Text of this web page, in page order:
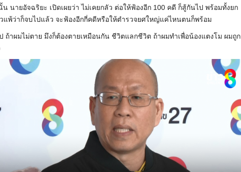
ายอัจฉริยะ เปิดเผยว่า ไม่เคยกลัว ต่อให้ฟ้องอีก 100 คดี ก็สู้กันไป พร้อมทั้งยก
แพ้ว่าก็จบไปแล้ว จะฟ้องอีกกี่คดีหรือให้ตำรวจยศใหญ่แค่ไหนตนก็พร้อม
ถ้าผมไม่ตาย มึงก็ต้องตายเหมือนกัน ชีวิตแลกชีวิต ถ้าผมทำเพื่อน้องแตงโม ผมถูก